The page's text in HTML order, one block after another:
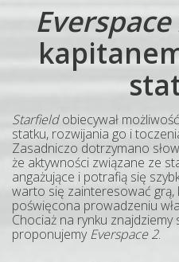
Everspace
Starfieldobiecywał
statku, rozwijania go i
Zasadniczo dotrzymano
że aktywności związane ze
angażujące i potrafią się
warto się zainteresować grą,
poświęcona prowadzeniu
Chociaż na rynku
proponujemyEverspace 2.